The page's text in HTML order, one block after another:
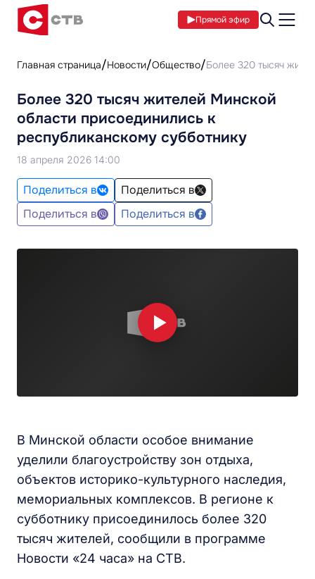
Прямой эфир
Главная страница Новости Общество Более 320 тысяч
Более 320 тысяч жителей Минской
области присоединились к
республиканскому субботнику
18 апреля 2026 14:00
Поделиться в
Поделиться в
Поделиться в
Поделиться в
В Минской области особое внимание
уделили благоустройству зон отдыха,
объектов историко-культурного наследия,
мемориальных комплексов. В регионе к
субботнику присоединилось более 320
тысяч жителей, сообщили в программе
Новости «24 часа» на СТВ.